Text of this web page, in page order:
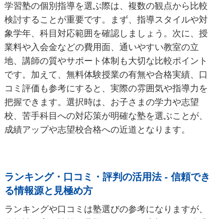
学習塾の個別指導を選ぶ際は、複数の観点から比較
検討することが重要です。まず、指導スタイルや対
象学年、科目対応範囲を確認しましょう。次に、授
業料や入会金などの費用面、通いやすい教室の立
地、講師の質やサポート体制も大切な比較ポイント
です。加えて、無料体験授業の有無や合格実績、口
コミ評価も参考にすると、実際の雰囲気や指導力を
把握できます。選択時は、お子さまの学力や志望
校、苦手科目への対応策が明確な塾を選ぶことが、
成績アップや志望校合格への近道となります。
ランキング・口コミ・評判の活用法 - 信頼でき
る情報源と見極め方
ランキングや口コミは塾選びの参考になりますが、